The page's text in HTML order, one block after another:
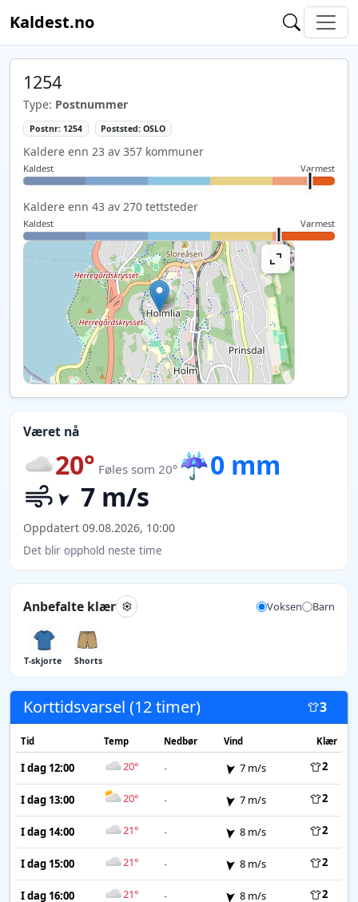
Kaldest.no
1254
Type: Postnummer
Postnr: 1254 Poststed: OSLO
Kaldere enn 23 av 357 kommuner
Kaldest Varmest
Kaldere enn 43 av 270 tettsteder
Kaldest Varmest
Været nå
20° Føles som 20° ☔0 mm
7 m/s
Oppdatert 09.08.2026, 10:00
Det blir opphold neste time
Anbefalte klær Voksen Barn
T-skjorte Shorts
Korttidsvarsel (12 timer) 3
Tid Temp Nedbør Vind Klær
I dag 12:00 20° - 7 m/s 2
I dag 13:00 20° - 7 m/s 2
I dag 14:00 21° - 8 m/s 2
I dag 15:00 21° - 8 m/s 2
I dag 16:00 21° - 8 m/s 2